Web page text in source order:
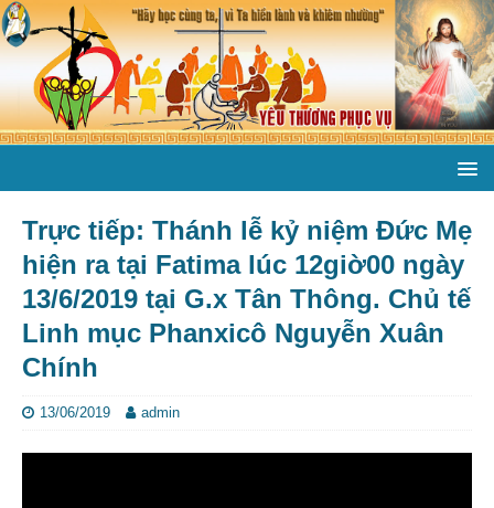
Trực tiếp: Thánh lễ kỷ niệm Đức Mẹ
hiện ra tại Fatima lúc 12giờ00 ngày
13/6/2019 tại G.x Tân Thông. Chủ tế
Linh mục Phanxicô Nguyễn Xuân
Chính
13/06/2019 admin